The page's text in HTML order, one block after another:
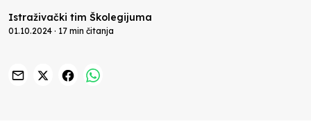
Istraživački tim Školegijuma
01.10.2024 · 17 min čitanja